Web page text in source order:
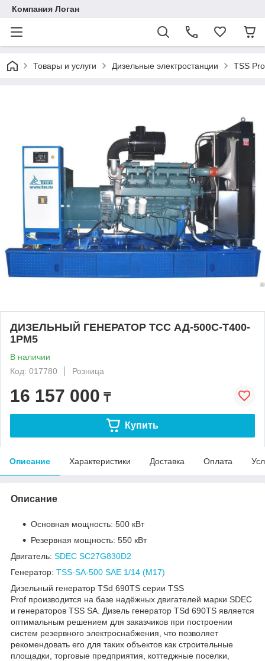
Компания Логан
Товары и услуги Дизельные электростанции TSS
ДИЗЕЛЬНЫЙ ГЕНЕРАТОР ТСС АД-500С-Т400-
1РМ5
В наличии
Код: 017780
Розница
16 157 000 ₸
Купить
Описание Характеристики Доставка Оплата
Описание
Основная мощность: 500 кВт
Резервная мощность: 550 кВт
Двигатель: SDEC SC27G830D2
Генератор: TSS-SA-500 SAE 1/14 (М17)
Дизельный генератор TSd 690TS серии TSS
Prof производится на базе надёжных двигателей марки SDEC
и генераторов TSS SA. Дизель генератор TSd 690TS является
оптимальным решением для заказчиков при построении
систем резервного электроснабжения, что позволяет
рекомендовать его для таких объектов как строительные
площадки, торговые предприятия, коттеджные поселки,